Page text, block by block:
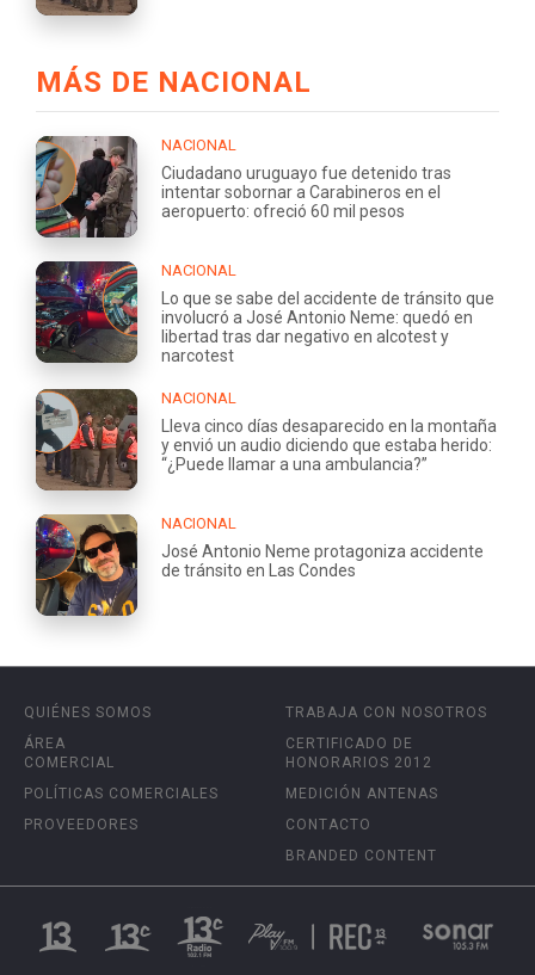
MÁS DE NACIONAL
NACIONAL
Ciudadano uruguayo fue detenido tras
intentar sobornar a Carabineros en el
aeropuerto: ofreció 60 mil pesos
NACIONAL
Lo que se sabe del accidente de tránsito que
involucró a José Antonio Neme: quedó en
libertad tras dar negativo en alcotest y
narcotest
NACIONAL
Lleva cinco días desaparecido en la montaña
y envió un audio diciendo que estaba herido:
“¿Puede llamar a una ambulancia?”
NACIONAL
José Antonio Neme protagoniza accidente
de tránsito en Las Condes
QUIÉNES SOMOS
ÁREA
COMERCIAL
POLÍTICAS COMERCIALES
PROVEEDORES
TRABAJA CON NOSOTROS
CERTIFICADO DE
HONORARIOS 2012
MEDICIÓN ANTENAS
CONTACTO
BRANDED CONTENT